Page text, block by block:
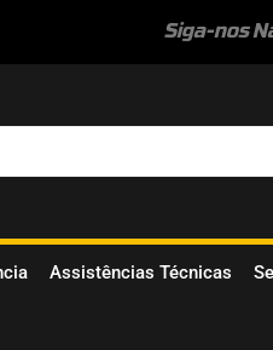
Siga-nos
Assistências Técnicas